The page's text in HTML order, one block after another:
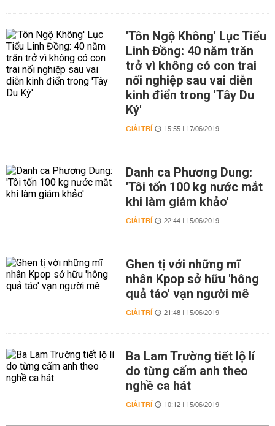
'Tôn Ngộ Không' Lục Tiểu
Linh Đồng: 40 năm trăn
trở vì không có con trai
nối nghiệp sau vai diễn
kinh điển trong 'Tây Du
Ký'
GIẢI TRÍ 15:55 | 17/06/2019
Danh ca Phương Dung:
'Tôi tốn 100 kg nước mắt
khi làm giám khảo'
GIẢI TRÍ 22:44 | 15/06/2019
Ghen tị với những mĩ
nhân Kpop sở hữu 'hông
quả táo' vạn người mê
GIẢI TRÍ 21:48 | 15/06/2019
Ba Lam Trường tiết lộ lí
do từng cấm anh theo
nghề ca hát
GIẢI TRÍ 10:12 | 15/06/2019